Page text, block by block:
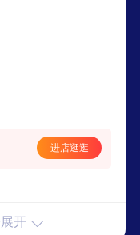
进店逛逛
开